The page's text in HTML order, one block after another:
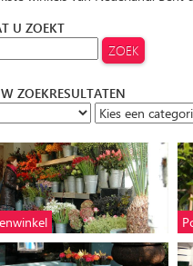
U ZOEKT
ZOEKRESULTATEN